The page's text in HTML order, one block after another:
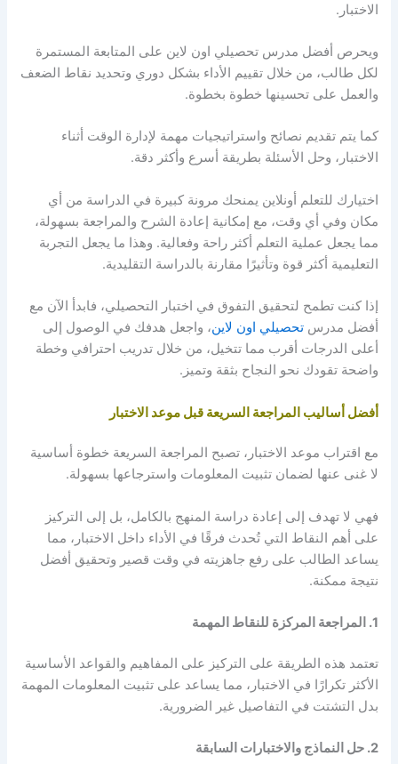
الاختبار.
ويحرص أفضل مدرس تحصيلي اون لاين على المتابعة المستمرة
لكل طالب، من خلال تقييم الأداء بشكل دوري وتحديد نقاط الضعف
والعمل على تحسينها خطوة بخطوة.
كما يتم تقديم نصائح واستراتيجيات مهمة لإدارة الوقت أثناء
الاختبار، وحل الأسئلة بطريقة أسرع وأكثر دقة.
اختيارك للتعلم أونلاين يمنحك مرونة كبيرة في الدراسة من أي
مكان وفي أي وقت، مع إمكانية إعادة الشرح والمراجعة بسهولة،
مما يجعل عملية التعلم أكثر راحة وفعالية. وهذا ما يجعل التجربة
التعليمية أكثر قوة وتأثيرًا مقارنة بالدراسة التقليدية.
إذا كنت تطمح لتحقيق التفوق في اختبار التحصيلي، فابدأ الآن مع
أفضل مدرستحصيلي اون لاين، واجعل هدفك في الوصول إلى
أعلى الدرجات أقرب مما تتخيل، من خلال تدريب احترافي وخطة
واضحة تقودك نحو النجاح بثقة وتميز.
أفضل أساليب المراجعة السريعة قبل موعد الاختبار
مع اقتراب موعد الاختبار، تصبح المراجعة السريعة خطوة أساسية
لا غنى عنها لضمان تثبيت المعلومات واسترجاعها بسهولة.
فهي لا تهدف إلى إعادة دراسة المنهج بالكامل، بل إلى التركيز
على أهم النقاط التي تُحدث فرقًا في الأداء داخل الاختبار، مما
يساعد الطالب على رفع جاهزيته في وقت قصير وتحقيق أفضل
نتيجة ممكنة.
1. المراجعة المركزة للنقاط المهمة
تعتمد هذه الطريقة على التركيز على المفاهيم والقواعد الأساسية
الأكثر تكرارًا في الاختبار، مما يساعد على تثبيت المعلومات المهمة
بدل التشتت في التفاصيل غير الضرورية.
2. حل النماذج والاختبارات السابقة